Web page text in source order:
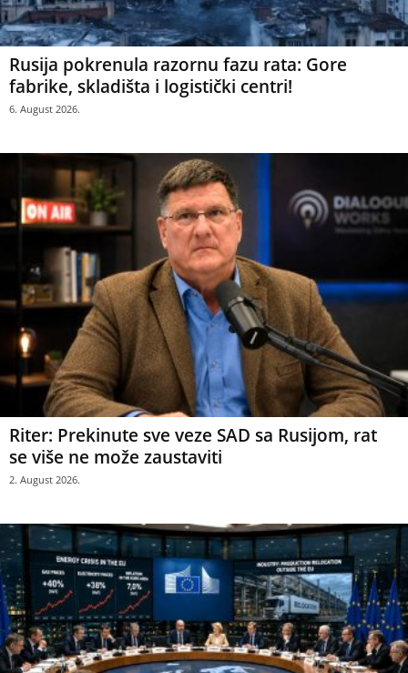
Rusija pokrenula razornu fazu rata: Gore
fabrike, skladišta i logistički centri!
6. August 2026.
Riter: Prekinute sve veze SAD sa Rusijom, rat
se više ne može zaustaviti
2. August 2026.